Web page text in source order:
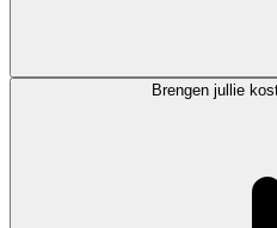
Brengen jullie